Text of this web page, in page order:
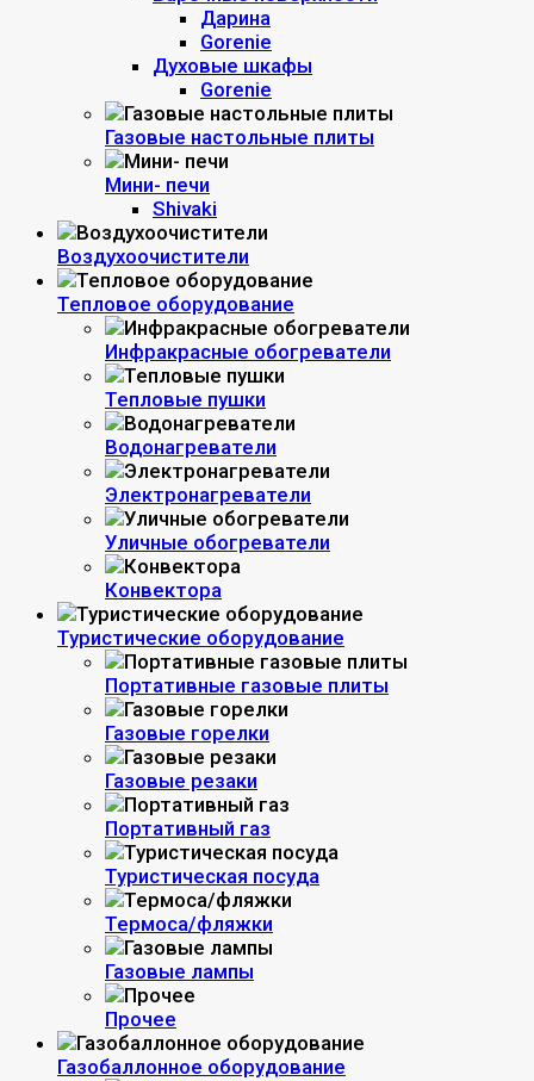
Дарина
Gorenie
Духовые шкафы
Gorenie
Газовые настольные плиты
Мини- печи
Shivaki
Воздухоочистители
Тепловое оборудование
Инфракрасные обогреватели
Тепловые пушки
Водонагреватели
Электронагреватели
Уличные обогреватели
Конвектора
Туристические оборудование
Портативные газовые плиты
Газовые горелки
Газовые резаки
Портативный газ
Туристическая посуда
Термоса/фляжки
Газовые лампы
Прочее
Газобаллонное оборудование